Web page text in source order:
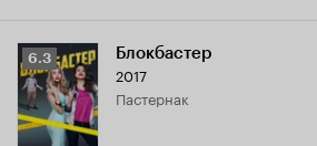
Рейтинг
Кинопоиска
6.3
6.3 Блокбастер
2017
Пастернак